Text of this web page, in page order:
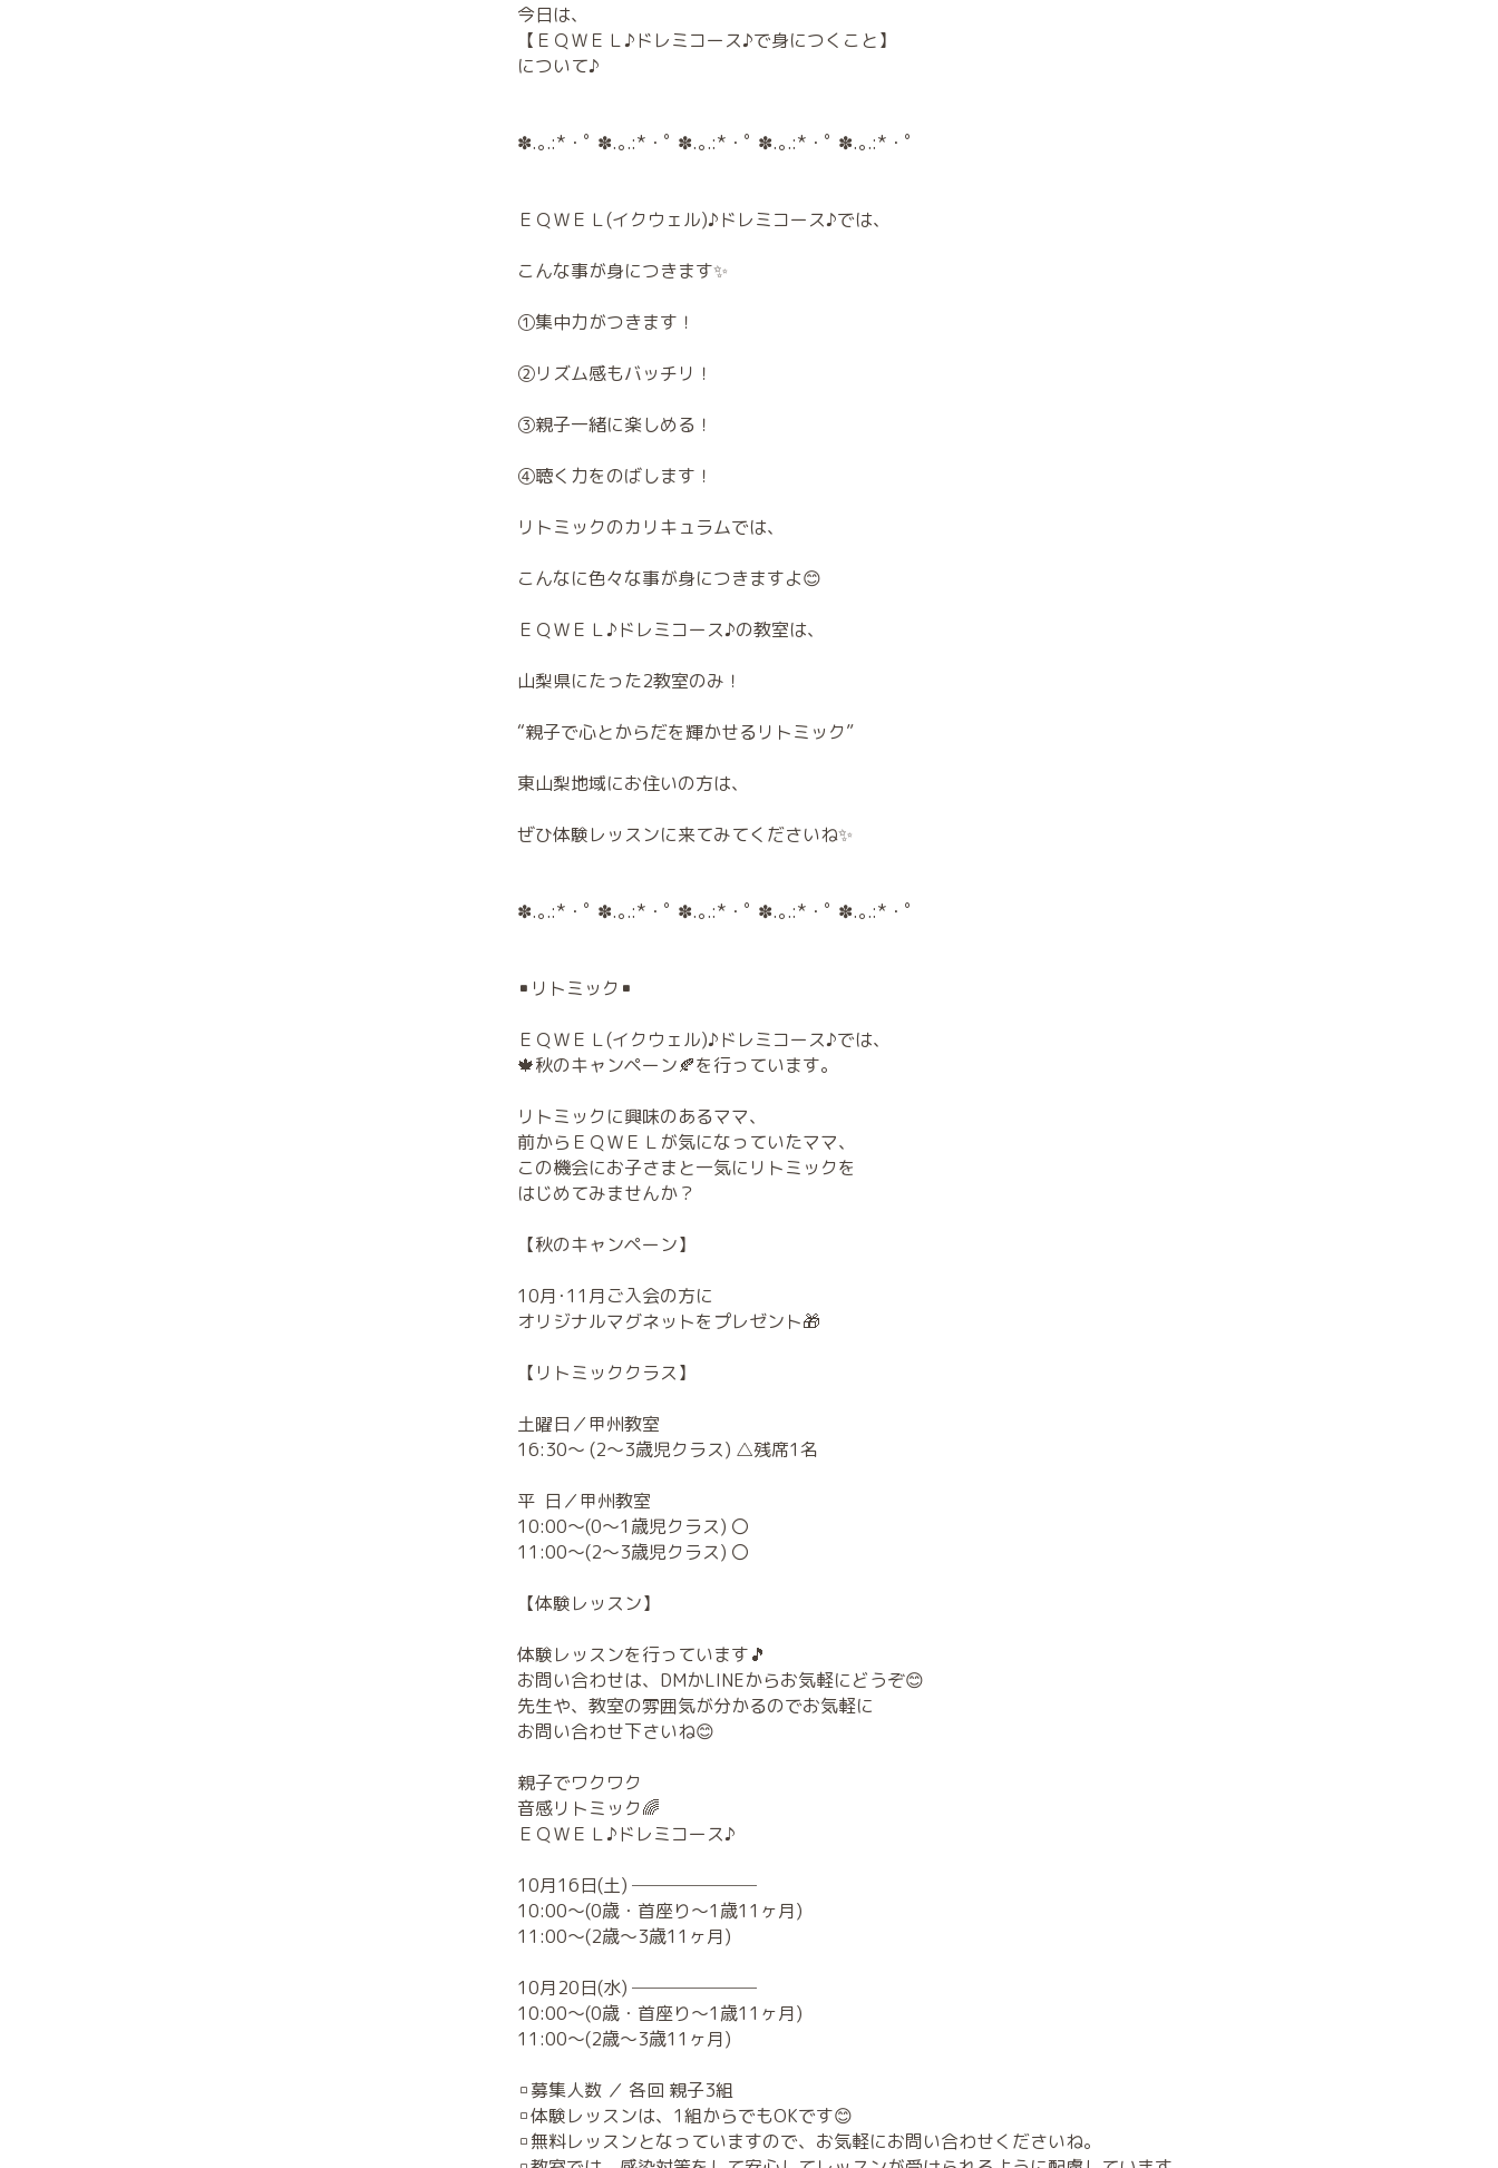
今日は、
【ＥＱＷＥＬ♪ドレミコース♪で身につくこと】
について♪
✽.｡.:*・ﾟ ✽.｡.:*・ﾟ ✽.｡.:*・ﾟ ✽.｡.:*・ﾟ ✽.｡.:*・ﾟ
ＥＱＷＥＬ(イクウェル)♪ドレミコース♪では、
こんな事が身につきます✨
①集中力がつきます！
②リズム感もバッチリ！
③親子一緒に楽しめる！
④聴く力をのばします！
リトミックのカリキュラムでは、
こんなに色々な事が身につきますよ😊
ＥＱＷＥＬ♪ドレミコース♪の教室は、
山梨県にたった2教室のみ！
“親子で心とからだを輝かせるリトミック”
東山梨地域にお住いの方は、
ぜひ体験レッスンに来てみてくださいね✨
✽.｡.:*・ﾟ ✽.｡.:*・ﾟ ✽.｡.:*・ﾟ ✽.｡.:*・ﾟ ✽.｡.:*・ﾟ
▪️リトミック▪️
ＥＱＷＥＬ(イクウェル)♪ドレミコース♪では、
🍁秋のキャンペーン🍂を行っています。
リトミックに興味のあるママ、
前からＥＱＷＥＬが気になっていたママ、
この機会にお子さまと一気にリトミックを
はじめてみませんか？
【秋のキャンペーン】
10月･11月ご入会の方に
オリジナルマグネットをプレゼント🎁
【リトミッククラス】
土曜日／甲州教室
16:30～ (2～3歳児クラス) △残席1名
平 日／甲州教室
10:00～(0～1歳児クラス) 〇
11:00～(2～3歳児クラス) 〇
【体験レッスン】
体験レッスンを行っています🎵
お問い合わせは、DMかLINEからお気軽にどうぞ😊
先生や、教室の雰囲気が分かるのでお気軽に
お問い合わせ下さいね😊
親子でワクワク
音感リトミック🌈
ＥＱＷＥＬ♪ドレミコース♪
10月16日(土) ───────
10:00～(0歳・首座り～1歳11ヶ月)
11:00～(2歳～3歳11ヶ月)
10月20日(水) ───────
10:00～(0歳・首座り～1歳11ヶ月)
11:00～(2歳～3歳11ヶ月)
▫️募集人数 ／ 各回 親子3組
▫️体験レッスンは、1組からでもOKです😊
▫️無料レッスンとなっていますので、お気軽にお問い合わせくださいね。